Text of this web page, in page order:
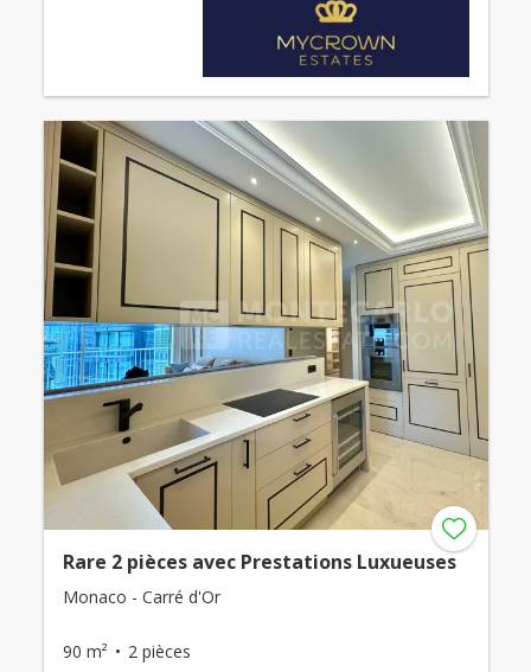
Rare 2 pièces avec Prestations Luxueuses
Monaco - Carré d'Or
90 m² 2 pièces